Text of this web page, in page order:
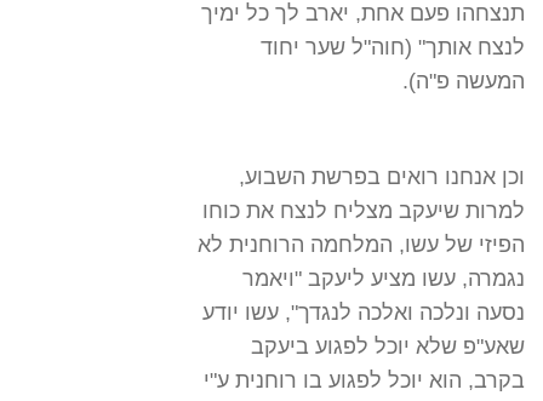
תנצחהו פעם אחת, יארב לך כל ימיך
לנצח אותך" (חוה"ל שער יחוד
המעשה פ"ה).
וכן אנחנו רואים בפרשת השבוע,
למרות שיעקב מצליח לנצח את כוחו
הפיזי של עשו, המלחמה הרוחנית לא
נגמרה, עשו מציע ליעקב "ויאמר
נסעה ונלכה ואלכה לנגדך", עשו יודע
שאע"פ שלא יוכל לפגוע ביעקב
בקרב, הוא יוכל לפגוע בו רוחנית ע"י